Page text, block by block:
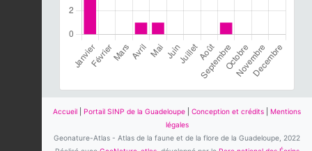
Accueil Portail SINP de la Guadeloupe Conception et crédits
Mentions
légales
Geonature-Atlas - Atlas de la faune et de la flore de la Guadeloupe, 2022